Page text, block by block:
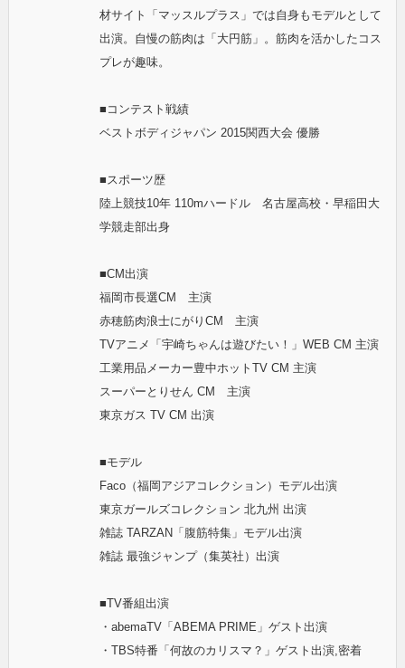
材サイト「マッスルプラス」では自身もモデルとして
出演。自慢の筋肉は「大円筋」。筋肉を活かしたコス
プレが趣味。
■コンテスト戦績
ベストボディジャパン 2015関西大会 優勝
■スポーツ歴
陸上競技10年 110mハードル 名古屋高校・早稲田大
学競走部出身
■CM出演
福岡市長選CM 主演
赤穂筋肉浪士にがりCM 主演
TVアニメ「宇崎ちゃんは遊びたい！」WEB CM 主演
工業用品メーカー豊中ホットTV CM 主演
スーパーとりせん CM 主演
東京ガス TV CM 出演
■モデル
Faco（福岡アジアコレクション）モデル出演
東京ガールズコレクション 北九州 出演
雑誌 TARZAN「腹筋特集」モデル出演
雑誌 最強ジャンプ（集英社）出演
■TV番組出演
・abemaTV「ABEMA PRIME」ゲスト出演
・TBS特番「何故のカリスマ？」ゲスト出演,密着